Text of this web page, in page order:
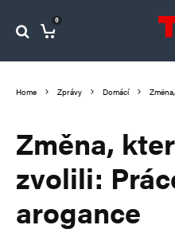
0
Home Zprávy Domácí
Změna,
zvolili:
arogance